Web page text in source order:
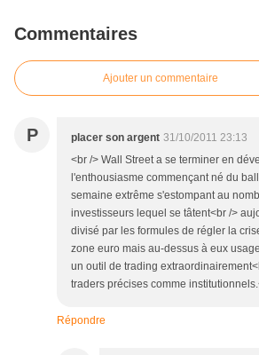
Commentaires
Ajouter un commentaire
P placer son argent 31/10/2011 23:13
<br /> Wall Street a se terminer en
l'enthousiasme commençant né du
semaine extrême s'estompant au
investisseurs lequel se tâtent<br />
divisé par les formules de régler la
zone euro mais au-dessus à eux
un outil de trading
traders précises comme
Répondre